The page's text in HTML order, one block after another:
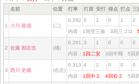
名前 位置 打率 打席 安打 得点 打点 三
1 小川 龍成 (二)
0.292 5 1 0 1 2
内容：1回空三振 3回三ゴロ
2 佐藤 都志也 (捕)
0.261 3 1 0 0 0
内容： 1回二安 3回中飛 5回
3 西川 史礁 (右左)
0.313 4 2 0 0 0
内容： 1回中２ 4回右２ 5回